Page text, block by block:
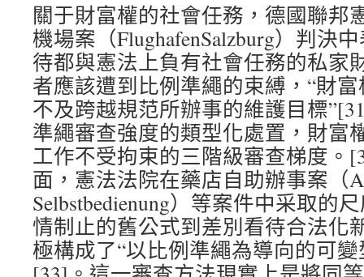
關于財富權的社會任務，德國聯邦
機場案（FlughafenSalzburg）判決
待都與憲法上負有社會任務的私家
者應該遭到比例準繩的束縛，“財
不及跨越規范所辦事的維護目標
準繩審查強度的類型化處置，財富
工作不受拘束的三階級審查梯度。
面，憲法法院在藥店自助辦事案（
Selbstbedienung）等案件中采取的
情制止的舊公式到差別看待合法化
極構成了“以比例準繩為導向的可